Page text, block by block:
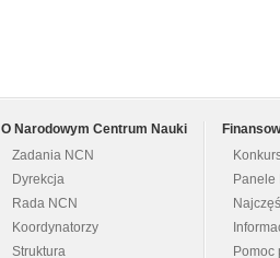
O Narodowym Centrum Nauki
Zadania NCN
Dyrekcja
Rada NCN
Koordynatorzy
Struktura
Panele
Pomoc